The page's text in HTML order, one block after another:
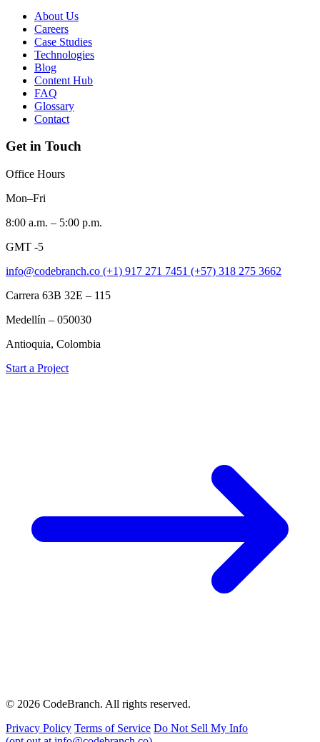
About Us
Careers
Case Studies
Technologies
Blog
Content Hub
FAQ
Glossary
Contact
Get in Touch
Office Hours
Mon–Fri
8:00 a.m. – 5:00 p.m.
GMT -5
info@codebranch.co (+1) 917 271 7451 (+57) 318 275 3662
Carrera 63B 32E – 115
Medellín – 050030
Antioquia, Colombia
Start a Project
© 2026 CodeBranch. All rights reserved.
Privacy Policy Terms of Service Do Not Sell My Info